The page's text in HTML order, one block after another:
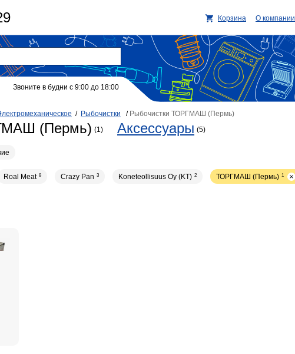
/ Рыбочистки / Рыбочистки ТОРГМАШ (Пермь)
(Пермь) (1) Аксессуары (5)
Roal Meat 8 Crazy Pan 3 Koneteollisuus Oy (KT) 2 ТОРГМАШ (Пермь) 1
Корзина О компании
Звоните в будни с 9:00 до 18:00